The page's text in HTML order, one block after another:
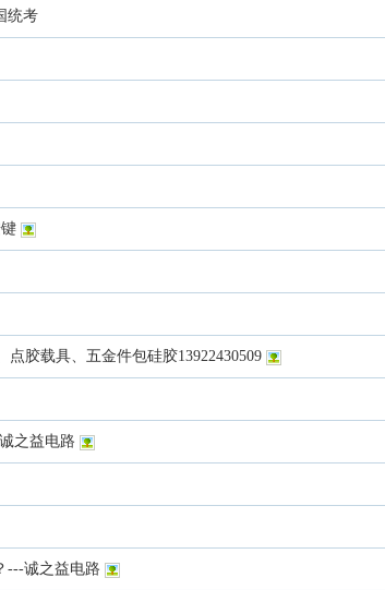
统考
胶载具、五金件包硅胶13922430509
之益电路
---诚之益电路